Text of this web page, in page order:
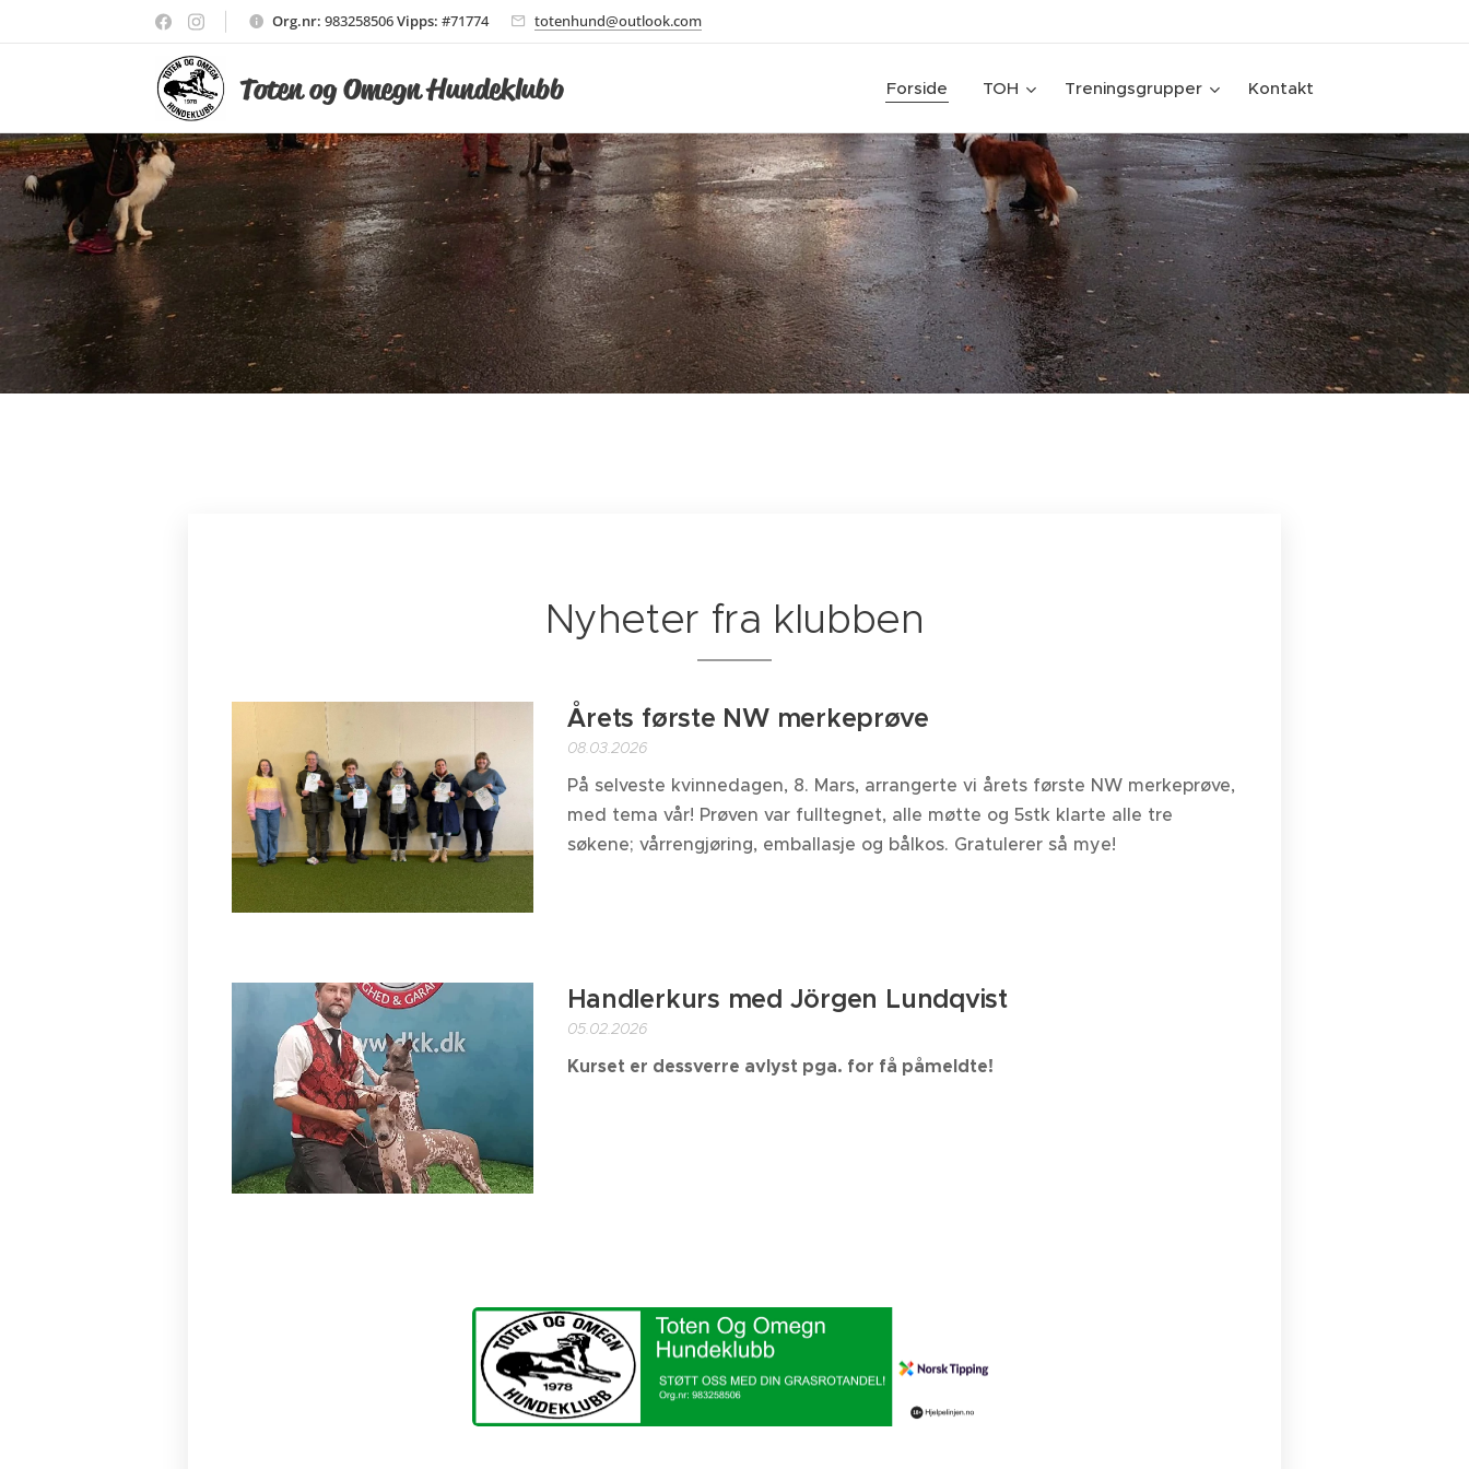
Org.nr: 983258506Vipps: #71774 totenhund@outlook.com
Toten og Omegn Hundeklubb Forside TOH Treningsgrupper Kontakt
Nyheter fra klubben
Årets første NW merkeprøve
08.03.2026
På selveste kvinnedagen, 8. Mars, arrangerte vi årets første NW merkeprøve,
med tema vår! Prøven var fulltegnet, alle møtte og 5stk klarte alle tre
søkene; vårrengjøring, emballasje og bålkos. Gratulerer så mye!
Handlerkurs med Jörgen Lundqvist
05.02.2026
Kurset er dessverre avlyst pga. for få påmeldte!